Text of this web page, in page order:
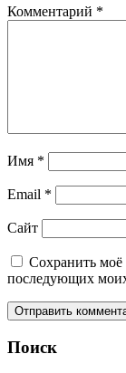
Комментарий *
Имя *
Email *
Сайт
Сохранить моё
последующих
Поиск